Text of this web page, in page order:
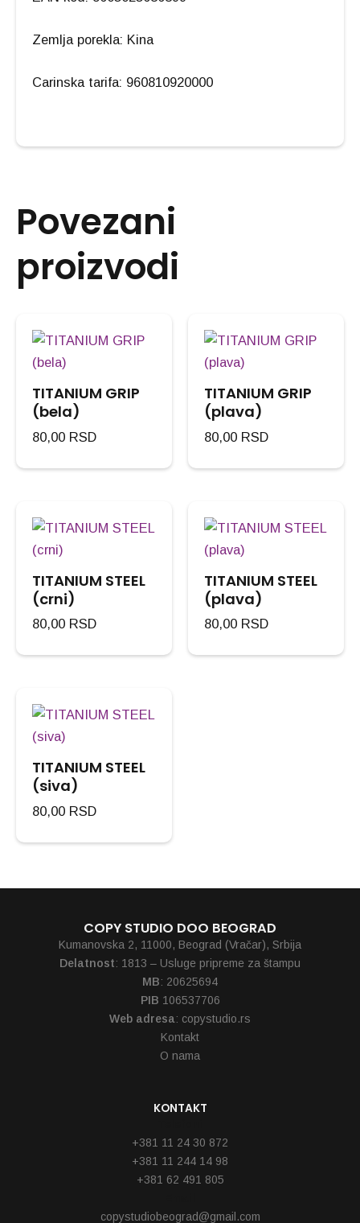
Zemlja porekla: Kina
Carinska tarifa: 960810920000
Povezani
proizvodi
TITANIUM GRIP
(bela)
80,00 RSD
TITANIUM GRIP
(plava)
80,00 RSD
TITANIUM STEEL
(crni)
80,00 RSD
TITANIUM STEEL
(plava)
80,00 RSD
TITANIUM STEEL
(siva)
80,00 RSD
COPY STUDIO DOO BEOGRAD
Kumanovska 2, 11000, Beograd (Vračar), Srbija
Delatnost: 1813 – Usluge pripreme za štampu
MB: 20625694
PIB 106537706
Web adresa: copystudio.rs
Kontakt
O nama
KONTAKT
+381 11 24 30 872
+381 11 244 14 98
+381 62 491 805
copystudiobeograd@gmail.com